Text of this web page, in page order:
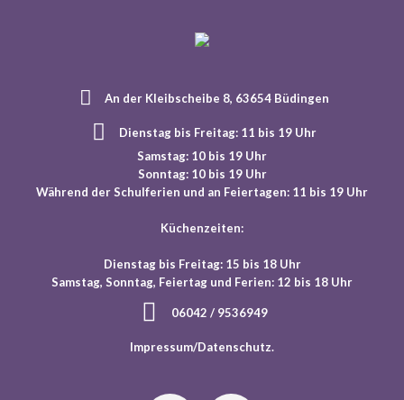
An der Kleibscheibe 8, 63654 Büdingen
Dienstag bis Freitag: 11 bis 19 Uhr
Samstag: 10 bis 19 Uhr
Sonntag: 10 bis 19 Uhr
Während der Schulferien und an Feiertagen: 11 bis 19 Uhr
Küchenzeiten:
Dienstag bis Freitag: 15 bis 18 Uhr
Samstag, Sonntag, Feiertag und Ferien: 12 bis 18 Uhr
06042 / 9536949
Impressum/Datenschutz.